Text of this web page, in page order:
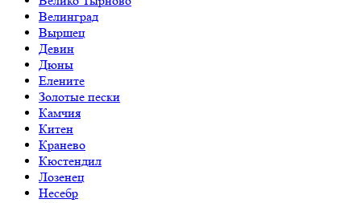
Велинград
Выршец
Девин
Дюны
Елените
Золотые пески
Камчия
Китен
Кранево
Кюстендил
Лозенец
Несебр